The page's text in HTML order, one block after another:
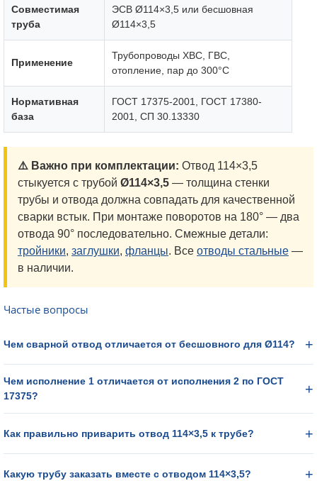
Совместимая
труба
ЭСВ Ø114×3,5 или бесшовная
Ø114×3,5
Применение
Трубопроводы ХВС, ГВС,
отопление, пар до 300°C
Нормативная
база
ГОСТ 17375-2001, ГОСТ 17380-
2001, СП 30.13330
⚠️ Важно при комплектации: Отвод 114×3,5
стыкуется с трубой Ø114×3,5 — толщина стенки
трубы и отвода должна совпадать для качественной
сварки встык. При монтаже поворотов на 180° — два
отвода 90° последовательно. Смежные детали:
тройники, заглушки, фланцы. Все отводы стальные —
в наличии.
Частые вопросы
Чем сварной отвод отличается от бесшовного для Ø114?
Чем исполнение 1 отличается от исполнения 2 по ГОСТ
17375?
Как правильно приварить отвод 114×3,5 к трубе?
Какую трубу заказать вместе с отводом 114×3,5?